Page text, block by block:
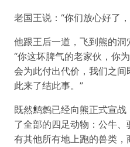
老国王说：“你们放心好了
他跟王后一道，飞到熊的洞
“你这坏脾气的老家伙，你
会为此付出代价，我们之
此来了结此事。”
既然鹪鹩已经向熊正式宣
了全部的四足动物：公牛
有其他所有地上跑的兽类